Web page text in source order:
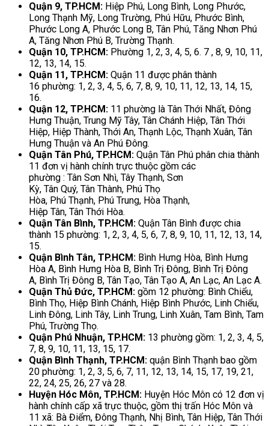
Quận 9, TP.HCM: Hiệp Phú, Long Bình, Long Phước,
Long Thạnh Mỹ, Long Trường, Phú Hữu, Phước Bình,
Phước Long A, Phước Long B, Tân Phú, Tăng Nhơn Phú
A, Tăng Nhơn Phú B, Trường Thạnh.
Quận 10, TP.HCM: Phường 1, 2, 3, 4, 5, 6. 7 , 8, 9, 10, 11,
12, 13, 14, 15.
Quận 11, TP.HCM: Quận 11 được phân thành
16 phường: 1, 2, 3, 4, 5, 6, 7, 8, 9, 10, 11, 12, 13, 14, 15,
16.
Quận 12, TP.HCM: 11 phường là Tân Thới Nhất, Đông
Hưng Thuận, Trung Mỹ Tây, Tân Chánh Hiệp, Tân Thới
Hiệp, Hiệp Thành, Thới An, Thạnh Lộc, Thạnh Xuân, Tân
Hưng Thuận và An Phú Đông.
Quận Tân Phú, TP.HCM: Quận Tân Phú phân chia thành
11 đơn vị hành chính trực thuộc gồm các
phường : Tân Sơn Nhì, Tây Thạnh, Sơn
Kỳ, Tân Quý, Tân Thành, Phú Thọ
Hòa, Phú Thạnh, Phú Trung, Hòa Thạnh,
Hiệp Tân, Tân Thới Hòa.
Quận Tân Bình, TP.HCM: Quận Tân Bình được chia
thành 15 phường: 1, 2, 3, 4, 5, 6, 7, 8, 9, 10, 11, 12, 13, 14,
15.
Quận Bình Tân, TP.HCM: Bình Hưng Hòa, Bình Hưng
Hòa A, Bình Hưng Hòa B, Bình Trị Đông, Bình Trị Đông
A, Bình Trị Đông B, Tân Tạo, Tân Tạo A, An Lạc, An Lạc A.
Quận Thủ Đức, TP.HCM: gồm 12 phường: Bình Chiểu,
Bình Thọ, Hiệp Bình Chánh, Hiệp Bình Phước, Linh Chiểu,
Linh Đông, Linh Tây, Linh Trung, Linh Xuân, Tam Bình, Tam
Phú, Trường Thọ.
Quận Phú Nhuận, TP.HCM: 13 phường gồm: 1, 2, 3, 4, 5,
7, 8, 9, 10, 11, 13, 15, 17.
Quận Bình Thạnh, TP.HCM: quận Bình Thạnh bao gồm
20 phường: 1, 2, 3, 5, 6, 7, 11, 12, 13, 14, 15, 17, 19, 21,
22, 24, 25, 26, 27 và 28.
Huyện Hóc Môn, TP.HCM: Huyện Hóc Môn có 12 đơn vị
hành chính cấp xã trực thuộc, gồm thị trấn Hóc Môn và
11 xã: Bà Điểm, Đông Thạnh, Nhị Bình, Tân Hiệp, Tân Thới